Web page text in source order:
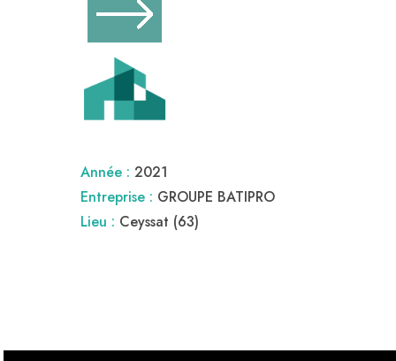
Année : 2021
Entreprise : GROUPE BATIPRO
Lieu : Ceyssat (63)